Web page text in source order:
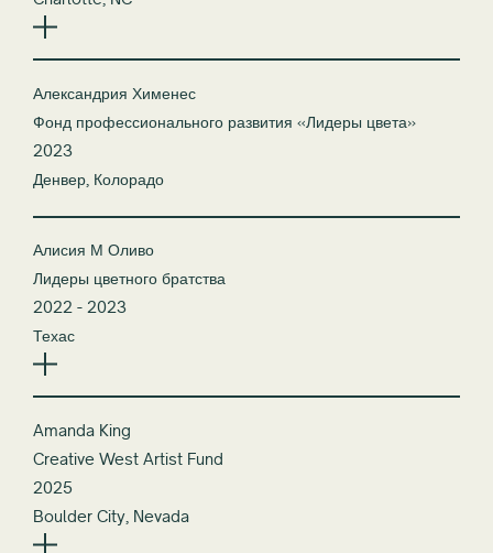
Charlotte, NC
Александрия Хименес
Фонд профессионального развития «Лидеры цвета»
2023
Денвер, Колорадо
Алисия М Оливо
Лидеры цветного братства
2022 - 2023
Техас
Amanda King
Creative West Artist Fund
2025
Boulder City, Nevada